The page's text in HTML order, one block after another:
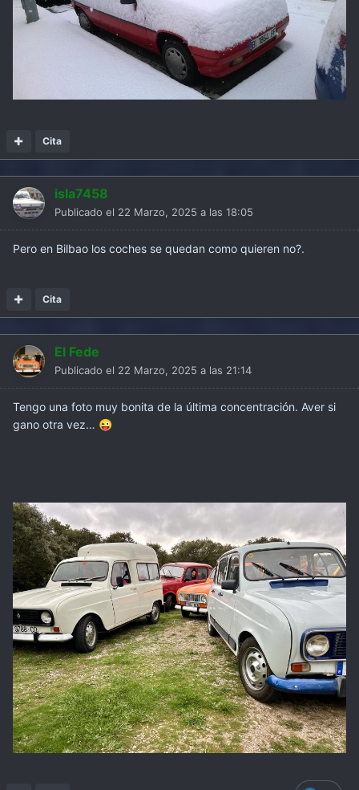
Cita
isla7458
Publicado el 22 Marzo, 2025 a las 18:05
Pero en Bilbao los coches se quedan como quieren no?.
Cita
El Fede
Publicado el 22 Marzo, 2025 a las 21:14
Tengo una foto muy bonita de la última concentración. Aver si
gano otra vez… 😜